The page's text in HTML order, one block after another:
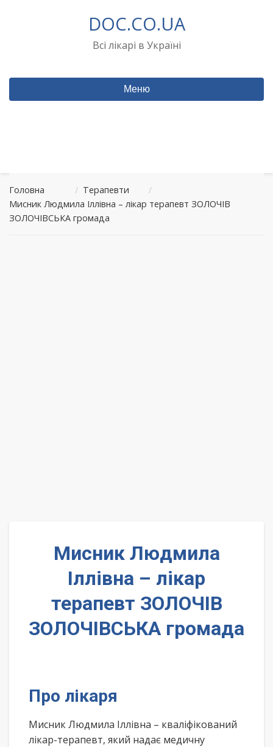
DOC.CO.UA
Всі лікарі в Україні
Меню
Головна / Терапевти
/
Мисник Людмила Іллівна – лікар терапевт ЗОЛОЧІВ
ЗОЛОЧІВСЬКА громада
Мисник Людмила
Іллівна – лікар
терапевт ЗОЛОЧІВ
ЗОЛОЧІВСЬКА громада
Про лікаря
Мисник Людмила Іллівна – кваліфікований
лікар-терапевт, який надає медичну